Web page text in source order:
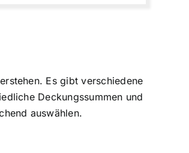
Es gibt verschiedene
Deckungssummen und
auswählen.